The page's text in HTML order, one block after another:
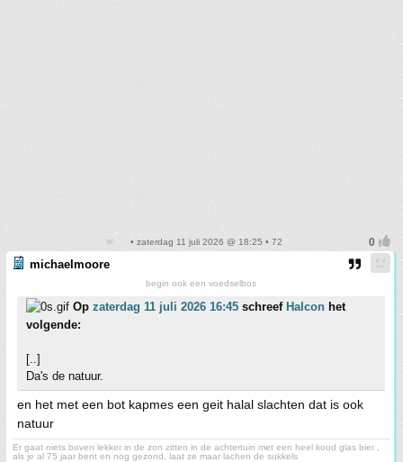
• zaterdag 11 juli 2026 @ 18:25 • 72
michaelmoore
begin ook een voedselbos
Op zaterdag 11 juli 2026 16:45 schreef Halcon het
volgende:
[..]
Da's de natuur.
en het met een bot kapmes een geit halal slachten dat is ook
natuur
Er gaat niets boven lekker in de zon zitten in de achtertuin met een heel koud glas bier ,
als je al 75 jaar bent en nog gezond, laat ze maar lachen de sukkels